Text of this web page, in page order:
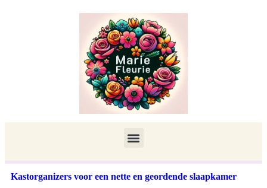
Kastorganizers voor een nette en geordende slaapkamer